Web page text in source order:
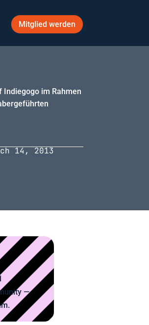
Mitglied werden
Indiegogo im Rahmen
14, 2013
—